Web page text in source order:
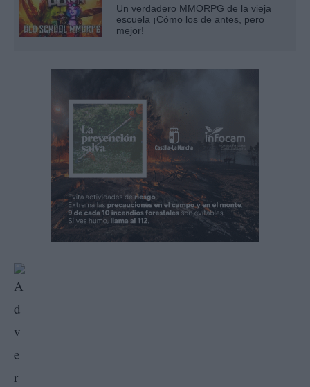
Un verdadero MMORPG de la vieja
escuela ¡Cómo los de antes, pero
mejor!